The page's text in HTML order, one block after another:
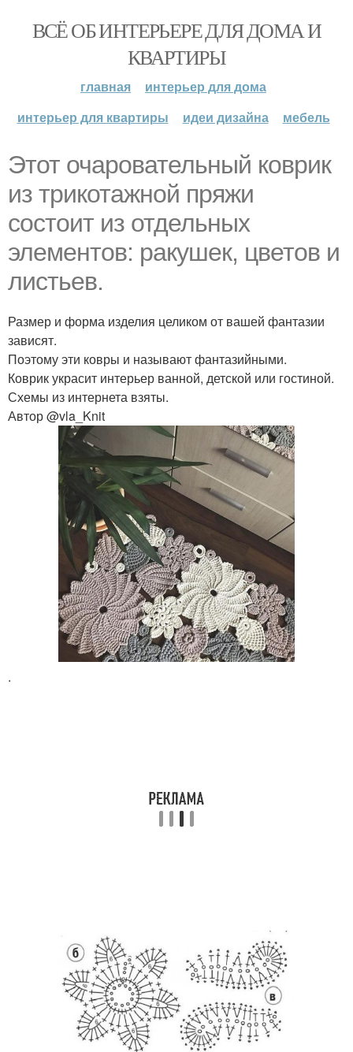
ВСЁ ОБ ИНТЕРЬЕРЕ ДЛЯ ДОМА И
КВАРТИРЫ
главная
интерьер для дома
интерьер для квартиры
идеи дизайна мебель
Этот очаровательный коврик
из трикотажной пряжи
состоит из отдельных
элементов: ракушек, цветов и
листьев.
Размер и форма изделия целиком от вашей фантазии
зависят.
Поэтому эти ковры и называют фантазийными.
Коврик украсит интерьер ванной, детской или гостиной.
Схемы из интернета взяты.
Автор @vla_Knit
.